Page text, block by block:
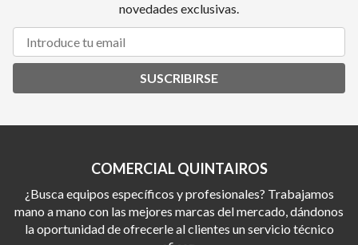
novedades exclusivas.
SUSCRIBIRSE
COMERCIAL QUINTAIROS
¿Busca equipos específicos y profesionales? Trabajamos
mano a mano con las mejores marcas del mercado, dándonos
la oportunidad de ofrecerle al clientes un servicio técnico